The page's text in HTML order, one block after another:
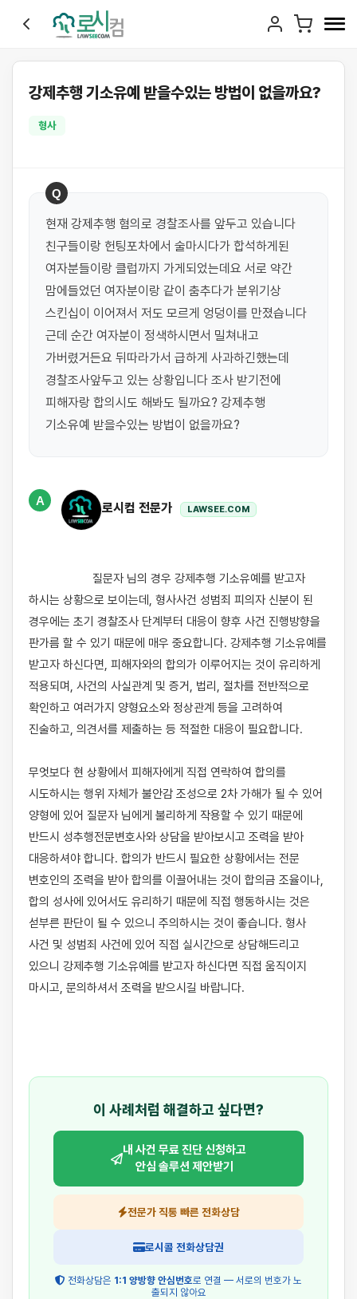
강제추행 기소유예 받을수있는 방법이 없을까요?
형사
Q
현재 강제추행 혐의로 경찰조사를 앞두고 있습니다
친구들이랑 헌팅포차에서 술마시다가 합석하게된
여자분들이랑 클럽까지 가게되었는데요 서로 약간
맘에들었던 여자분이랑 같이 춤추다가 분위기상
스킨십이 이어져서 저도 모르게 엉덩이를 만졌습니다
근데 순간 여자분이 정색하시면서 밀쳐내고
가버렸거든요 뒤따라가서 급하게 사과하긴했는데
경찰조사앞두고 있는 상황입니다 조사 받기전에
피해자랑 합의시도 해봐도 될까요? 강제추행
A
로시컴 전문가 LAWSEE.COM
하시는 상황으로 보이는데, 형사사건 성범죄 피의자 신분이 된
경우에는 초기 경찰조사 단계부터 대응이 향후 사건 진행방향을
판가름 할 수 있기 때문에 매우 중요합니다. 강제추행 기소유예를
받고자 하신다면, 피해자와의 합의가 이루어지는 것이 유리하게
적용되며, 사건의 사실관계 및 증거, 법리, 절차를 전반적으로
확인하고 여러가지 양형요소와 정상관계 등을 고려하여
진술하고, 의견서를 제출하는 등 적절한 대응이 필요합니다.
무엇보다 현 상황에서 피해자에게 직접 연락하여 합의를
시도하시는 행위 자체가 불안감 조성으로 2차 가해가 될 수 있어
양형에 있어 질문자 님에게 불리하게 작용할 수 있기 때문에
반드시 성추행전문변호사와 상담을 받아보시고 조력을 받아
대응하셔야 합니다. 합의가 반드시 필요한 상황에서는 전문
변호인의 조력을 받아 합의를 이끌어내는 것이 합의금 조율이나,
합의 성사에 있어서도 유리하기 때문에 직접 행동하시는 것은
섣부른 판단이 될 수 있으니 주의하시는 것이 좋습니다. 형사
사건 및 성범죄 사건에 있어 직접 실시간으로 상담해드리고
있으니 강제추행 기소유예를 받고자 하신다면 직접 움직이지
마시고, 문의하셔서 조력을 받으시길 바랍니다.
이 사례처럼 해결하고 싶다면?
내 사건 무료 진단 신청하고
안심 솔루션 제안받기
전문가 직통 빠른 전화상담
로시콜 전화상담권
전화상담은 1:1 양방향 안심번호로 연결 — 서로의 번호가 노
출되지 않아요